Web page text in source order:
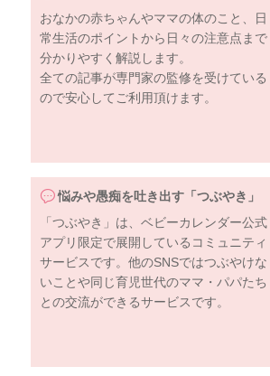
おなかの赤ちゃんやママの体のこと、日
常生活のポイントから日々の注意点まで
分かりやすく解説します。
全ての記事が専門家の監修を受けている
ので安心してご利用頂けます。
悩みや愚痴を吐き出す「つぶやき」
「つぶやき」は、ベビーカレンダー公式
アプリ限定で展開しているコミュニティ
サービスです。他のSNSではつぶやけな
いことや同じ育児世代のママ・パパたち
との交流ができるサービスです。